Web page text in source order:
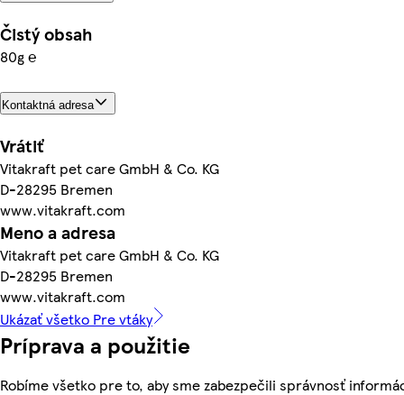
Čistý obsah
80g ℮
Kontaktná adresa
Vrátiť
Vitakraft pet care GmbH & Co. KG
D-28295 Bremen
www.vitakraft.com
Meno a adresa
Vitakraft pet care GmbH & Co. KG
D-28295 Bremen
www.vitakraft.com
Ukázať všetko Pre vtáky
Príprava a použitie
Robíme všetko pre to, aby sme zabezpečili správnosť